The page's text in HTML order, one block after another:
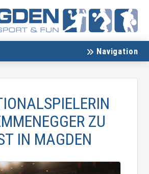
Navigation
ZU
IN MAGDEN